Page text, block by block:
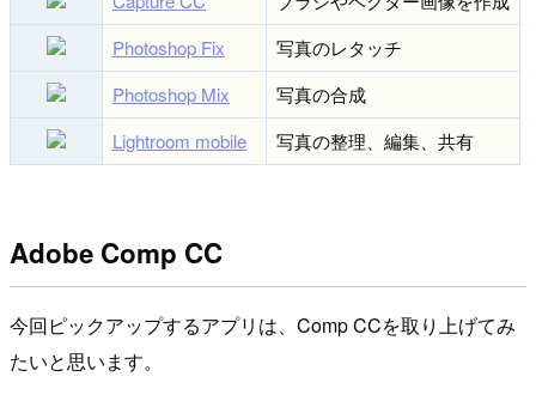
Photoshop Fix
写真のレタッチ
Photoshop Mix
写真の合成
Lightroom mobile
写真の整理、編集、共有
Adobe Comp CC
今回ピックアップするアプリは、Comp CCを取り上げてみ
たいと思います。